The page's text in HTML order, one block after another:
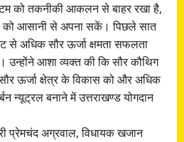
को तकनीकी आकलन से बाहर रखा है,
को आसानी से अपना सकें। पिछले सात
से अधिक सौर ऊर्जा क्षमता सफलता
उन्होंने आशा व्यक्त की कि सौर कौथिग
ऊर्जा क्षेत्र के विकास को और अधिक
न्यूट्रल बनाने में उत्तराखण्ड योगदान
प्रेमचंद अग्रवाल, विधायक खजान